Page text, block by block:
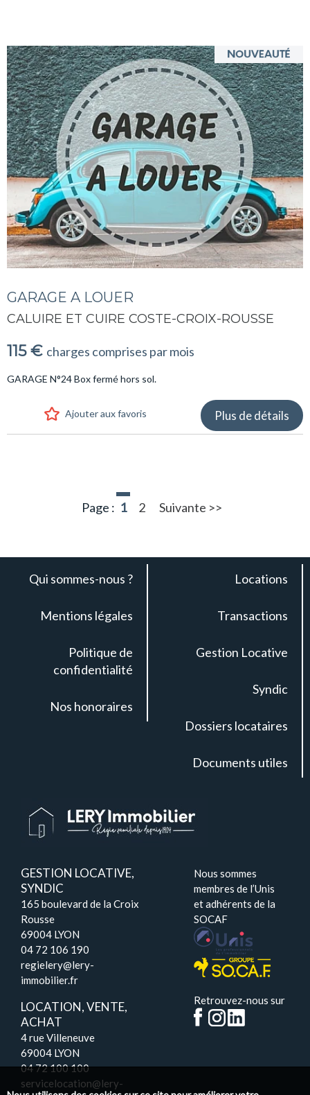
GARAGE A LOUER
CALUIRE ET CUIRE COSTE-CROIX-ROUSSE
115 € charges comprises par mois
GARAGE N°24 Box fermé hors sol.
Ajouter aux favoris Plus de détails
Page : 1 2 Suivante >>
Qui sommes-nous ?
Mentions légales
Politique de
confidentialité
Nos honoraires
Locations
Transactions
Gestion Locative
Syndic
Dossiers locataires
Documents utiles
GESTION LOCATIVE,
SYNDIC
165 boulevard de la Croix
Rousse
69004 LYON
04 72 106 190
regielery@lery-
immobilier.fr
LOCATION, VENTE,
ACHAT
4 rue Villeneuve
69004 LYON
04 72 100 100
servicelocation@lery-
Nous sommes
membres de l’Unis
et adhérents de la
SOCAF
Retrouvez-nous sur